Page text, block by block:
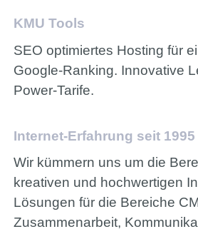
KMU Tools
SEO optimiertes Hosting für
Google-Ranking. Innovative
Power-Tarife.
Internet-Erfahrung seit 1995
Wir kümmern uns um die
kreativen und hochwertigen
Lösungen für die Bereiche
Zusammenarbeit,